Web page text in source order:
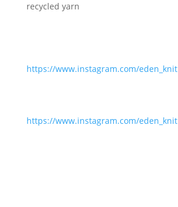
recycled yarn
https://www.instagram.com/eden_knit
https://www.instagram.com/eden_knit